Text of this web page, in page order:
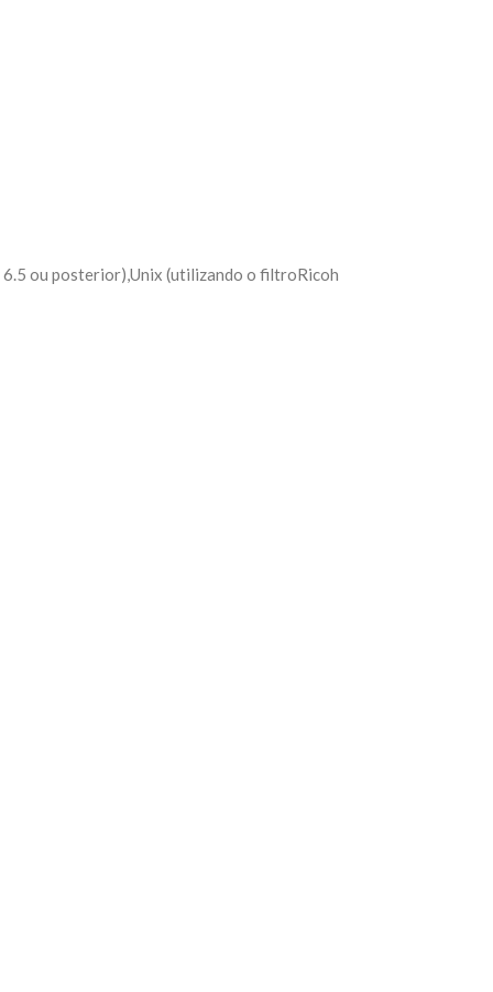
ou posterior),Unix (utilizando o filtroRicoh